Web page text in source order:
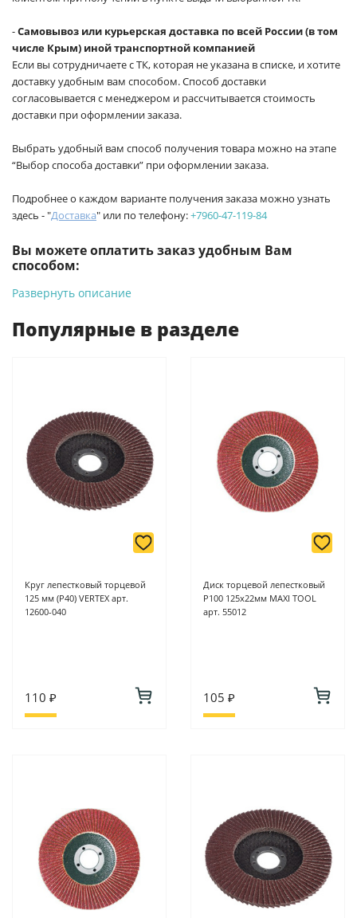
-Самовывоз или курьерская доставка по всей России (в том
числе Крым) иной транспортной компанией
Если вы сотрудничаете с ТК, которая не указана в списке, и хотите
доставку удобным вам способом. Способ доставки
согласовывается с менеджером и рассчитывается стоимость
доставки при оформлении заказа.
Выбрать удобный вам способ получения товара можно на этапе
“Выбор способа доставки” при оформлении заказа.
Подробнее о каждом варианте получения заказа можно узнать
здесь - "Доставка" или по телефону:+7960-47-119-84
Вы можете оплатить заказ удобным Вам
способом:
-Банковской картой на сайте ProffЭлектро. Данный вид
Для юридических лиц: переводом на расчетный счет при
онлайн оплате заказа на сайте.
Подробнее о способах оплаты можно узнать здесь - "Оплата"
Развернуть описание
Популярные в разделе
Круг лепестковый торцевой
125 мм (Р40) VERTEX арт.
12600-040
110 ₽
Диск торцевой лепестковый
P100 125х22мм MAXI TOOL
арт. 55012
105 ₽